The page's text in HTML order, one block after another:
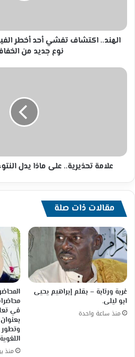
بين
نوع
الخفافيش
الهند.. اكتشاف تفشي أحد أخطر
نوع جديد من
علامة
الأنف؟!
علامة تحذيرية.. على ماذا يدل
مقالات ذات صلة
غربة ورتابة – بقلم إبراهيم يحيى
ابو ليلى.
منذ ساعة واحدة
في
وتطور
اللغوية
منذ